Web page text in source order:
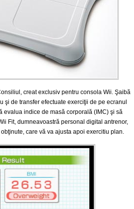
creat exclusiv pentru consola Wii. Şaibă
de transfer efectuate exerciţii de pe ecranul
evalua indice de masă corporală (IMC) şi să
Fit, dumneavoastră personal digital antrenor,
care vă va ajusta apoi exercitiu plan.